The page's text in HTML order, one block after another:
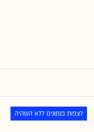
לצפות בנתונים ללא השהיה